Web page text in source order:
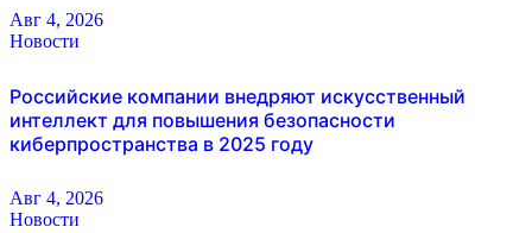
Авг 4, 2026
Новости
Российские компании внедряют искусственный
интеллект для повышения безопасности
киберпространства в 2025 году
Авг 4, 2026
Новости